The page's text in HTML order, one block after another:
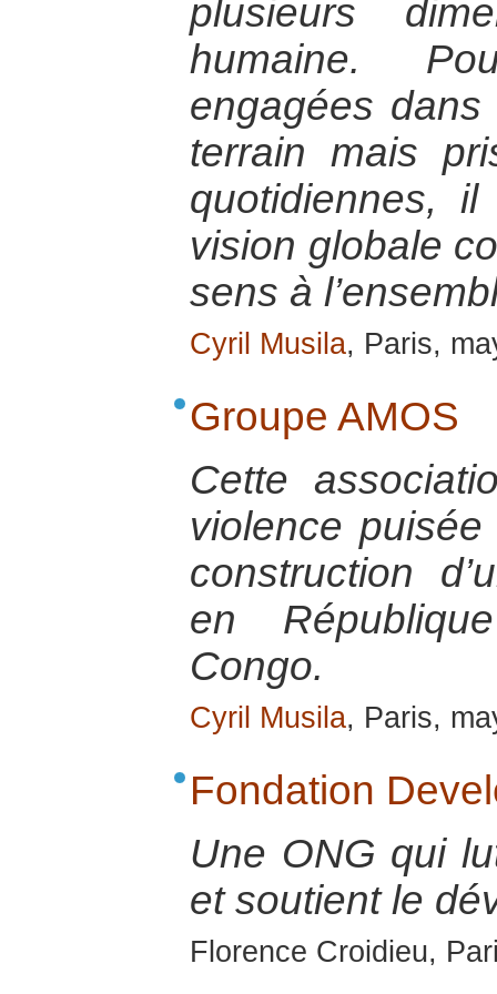
plusieurs
humaine.
engagées
terrain mais
quotidiennes, il
vision globale
sens à
Cyril Musila, Paris,
Groupe AMOS
Cette
violence
construction
en
Congo.
Cyril Musila, Paris,
Fondation
Une ONG qui
et soutient le
Florence Croidieu,